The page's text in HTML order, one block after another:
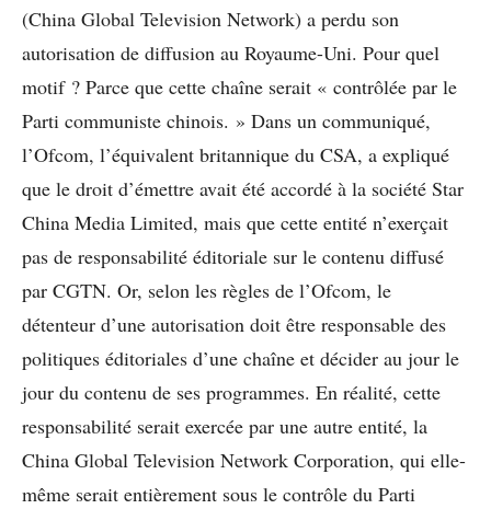
(China Global Television Network) a perdu son
autorisation de diffusion au Royaume-Uni. Pour quel
motif ? Parce que cette chaîne serait « contrôlée par le
Parti communiste chinois. » Dans un communiqué,
l’Ofcom, l’équivalent britannique du CSA, a expliqué
que le droit d’émettre avait été accordé à la société Star
China Media Limited, mais que cette entité n’exerçait
pas de responsabilité éditoriale sur le contenu diffusé
par CGTN. Or, selon les règles de l’Ofcom, le
détenteur d’une autorisation doit être responsable des
politiques éditoriales d’une chaîne et décider au jour le
jour du contenu de ses programmes. En réalité, cette
responsabilité serait exercée par une autre entité, la
China Global Television Network Corporation, qui elle-
même serait entièrement sous le contrôle du Parti